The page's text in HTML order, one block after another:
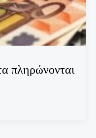
πληρώνονται